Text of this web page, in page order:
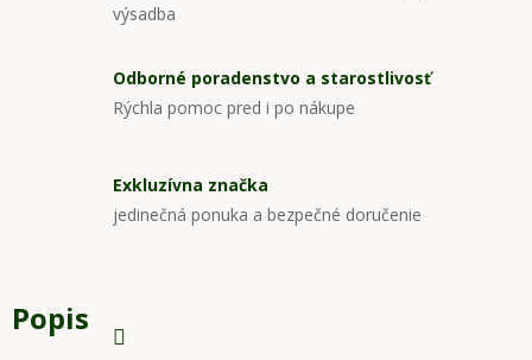
výsadba
Odborné poradenstvo a starostlivosť
Rýchla pomoc pred i po nákupe
Exkluzívna značka
jedinečná ponuka a bezpečné doručenie
Popis